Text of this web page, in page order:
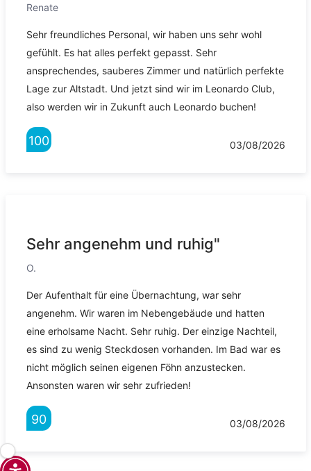
Renate
Sehr freundliches Personal, wir haben uns sehr wohl
gefühlt. Es hat alles perfekt gepasst. Sehr
ansprechendes, sauberes Zimmer und natürlich perfekte
Lage zur Altstadt. Und jetzt sind wir im Leonardo Club,
also werden wir in Zukunft auch Leonardo buchen!
100 03/08/2026
Sehr angenehm und ruhig"
O.
Der Aufenthalt für eine Übernachtung, war sehr
angenehm. Wir waren im Nebengebäude und hatten
eine erholsame Nacht. Sehr ruhig. Der einzige Nachteil,
es sind zu wenig Steckdosen vorhanden. Im Bad war es
nicht möglich seinen eigenen Föhn anzustecken.
Ansonsten waren wir sehr zufrieden!
90 03/08/2026